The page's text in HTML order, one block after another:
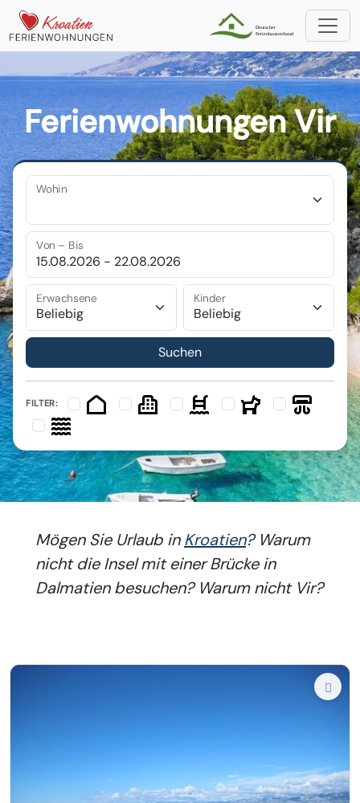
Ferienwohnungen Vir
Wohin
Von – Bis
Erwachsene Kinder
FILTER:
Mögen Sie Urlaub inKroatien? Warum
nicht die Insel mit einer Brücke in
Dalmatien besuchen? Warum nicht Vir?